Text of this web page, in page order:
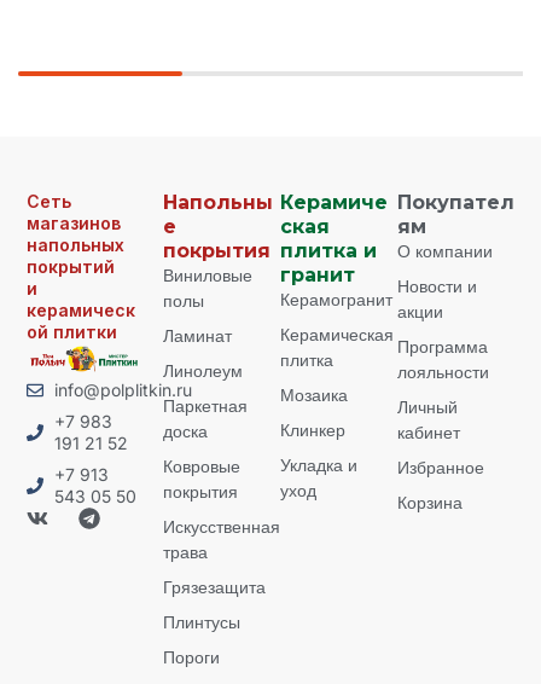
Сеть
магазинов
напольных
покрытий
и
керамическ
ой плитки
info@polplitkin.ru
+7 983
191 21 52
+7 913
543 05 50
Напольны
е
покрытия
Виниловые
полы
Ламинат
Линолеум
Паркетная
доска
Ковровые
покрытия
Искусственная
трава
Грязезащита
Плинтусы
Пороги
Керамиче
ская
плитка и
гранит
Керамогранит
Керамическая
плитка
Мозаика
Клинкер
Укладка и
уход
Покупател
ям
О компании
Новости и
акции
Программа
лояльности
Личный
кабинет
Избранное
Корзина